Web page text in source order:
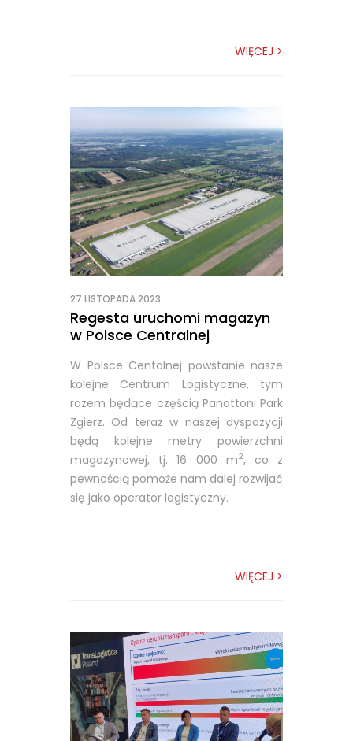
WIĘCEJ >
27 LISTOPADA 2023
Regesta uruchomi magazyn
w Polsce Centralnej
W Polsce Centalnej powstanie nasze
kolejne Centrum Logistyczne, tym
razem będące częścią Panattoni Park
Zgierz. Od teraz w naszej dyspozycji
będą kolejne metry powierzchni
magazynowej, tj. 16 000 m2, co z
pewnością pomoże nam dalej rozwijać
się jako operator logistyczny.
WIĘCEJ >